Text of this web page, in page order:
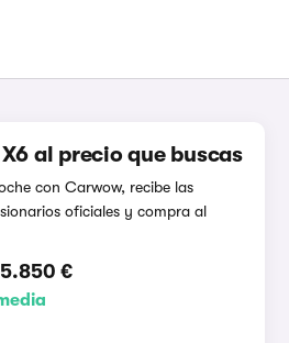
al precio que buscas
con Carwow, recibe las
oficiales y compra al
€